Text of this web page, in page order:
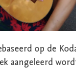
op de
aangeleerd